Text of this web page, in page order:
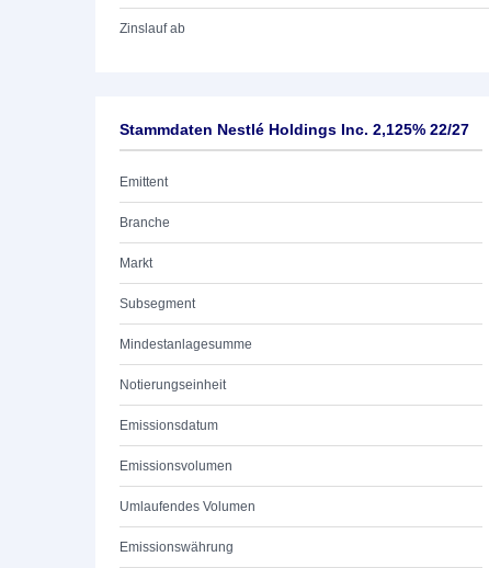
Zinslauf ab
Stammdaten Nestlé Holdings Inc. 2,125% 22/27
Emittent
Branche
Markt
Subsegment
Mindestanlagesumme
Notierungseinheit
Emissionsdatum
Emissionsvolumen
Umlaufendes Volumen
Emissionswährung